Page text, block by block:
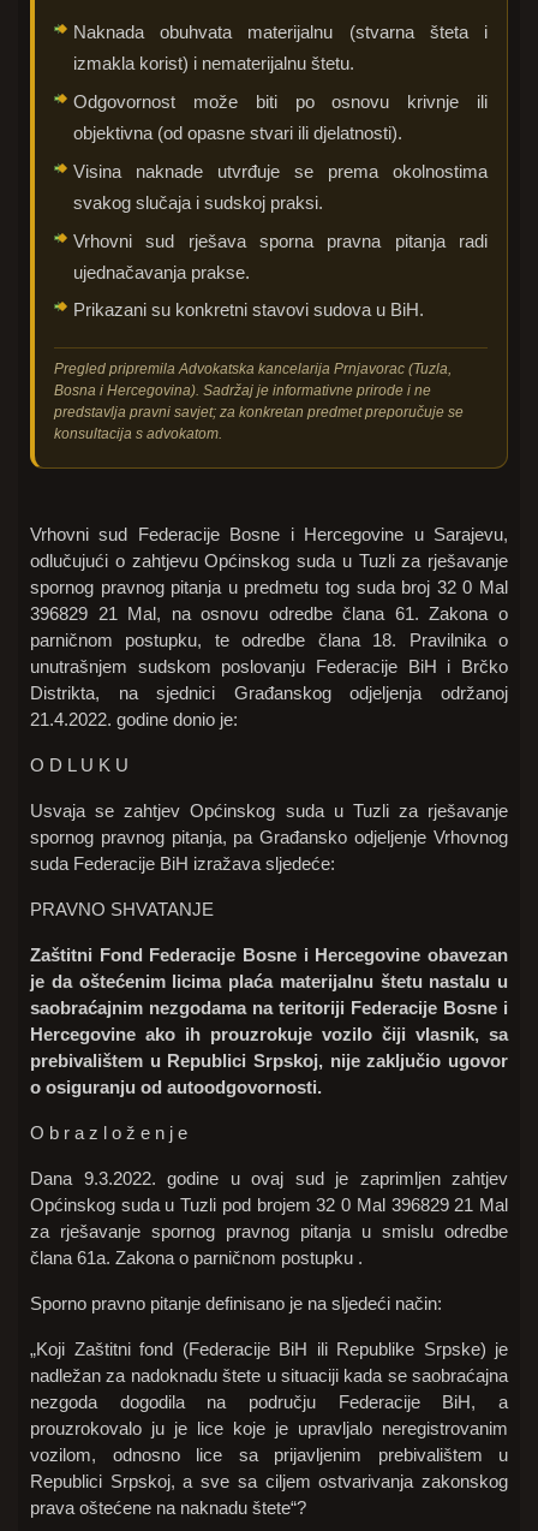
Naknada obuhvata materijalnu (stvarna šteta i
izmakla korist) i nematerijalnu štetu.
Odgovornost može biti po osnovu krivnje ili
objektivna (od opasne stvari ili djelatnosti).
Visina naknade utvrđuje se prema okolnostima
svakog slučaja i sudskoj praksi.
Vrhovni sud rješava sporna pravna pitanja radi
ujednačavanja prakse.
Prikazani su konkretni stavovi sudova u BiH.
Pregled pripremila Advokatska kancelarija Prnjavorac (Tuzla,
Bosna i Hercegovina). Sadržaj je informativne prirode i ne
predstavlja pravni savjet; za konkretan predmet preporučuje se
konsultacija s advokatom.
Vrhovni sud Federacije Bosne i Hercegovine u Sarajevu,
odlučujući o zahtjevu Općinskog suda u Tuzli za rješavanje
spornog pravnog pitanja u predmetu tog suda broj 32 0 Mal
396829 21 Mal, na osnovu odredbe člana 61. Zakona o
parničnom postupku, te odredbe člana 18. Pravilnika o
unutrašnjem sudskom poslovanju Federacije BiH i Brčko
Distrikta, na sjednici Građanskog odjeljenja održanoj
21.4.2022. godine donio je:
O D L U K U
Usvaja se zahtjev Općinskog suda u Tuzli za rješavanje
spornog pravnog pitanja, pa Građansko odjeljenje Vrhovnog
suda Federacije BiH izražava sljedeće:
PRAVNO SHVATANJE
Zaštitni Fond Federacije Bosne i Hercegovine obavezan
je da oštećenim licima plaća materijalnu štetu nastalu u
saobraćajnim nezgodama na teritoriji Federacije Bosne i
Hercegovine ako ih prouzrokuje vozilo čiji vlasnik, sa
prebivalištem u Republici Srpskoj, nije zaključio ugovor
o osiguranju od autoodgovornosti.
O b r a z l o ž e n j e
Dana 9.3.2022. godine u ovaj sud je zaprimljen zahtjev
Općinskog suda u Tuzli pod brojem 32 0 Mal 396829 21 Mal
za rješavanje spornog pravnog pitanja u smislu odredbe
člana 61a. Zakona o parničnom postupku .
Sporno pravno pitanje definisano je na sljedeći način:
„Koji Zaštitni fond (Federacije BiH ili Republike Srpske) je
nadležan za nadoknadu štete u situaciji kada se saobraćajna
nezgoda dogodila na području Federacije BiH, a
prouzrokovalo ju je lice koje je upravljalo neregistrovanim
vozilom, odnosno lice sa prijavljenim prebivalištem u
Republici Srpskoj, a sve sa ciljem ostvarivanja zakonskog
prava oštećene na naknadu štete“?